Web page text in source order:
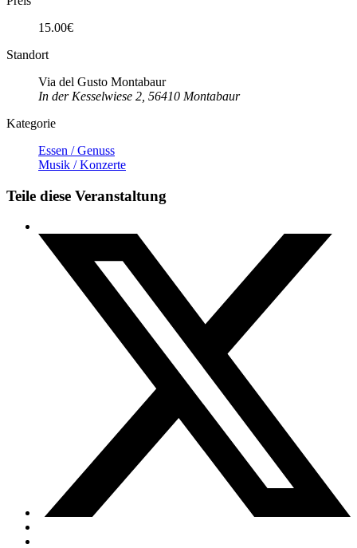
15.00€
Standort
Via del Gusto Montabaur
In der Kesselwiese 2, 56410 Montabaur
Kategorie
Essen / Genuss
Musik / Konzerte
Teile diese Veranstaltung